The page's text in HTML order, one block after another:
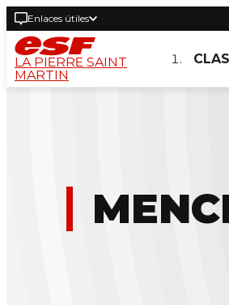
Enlaces útiles
LA PIERRE SAINT
MARTIN